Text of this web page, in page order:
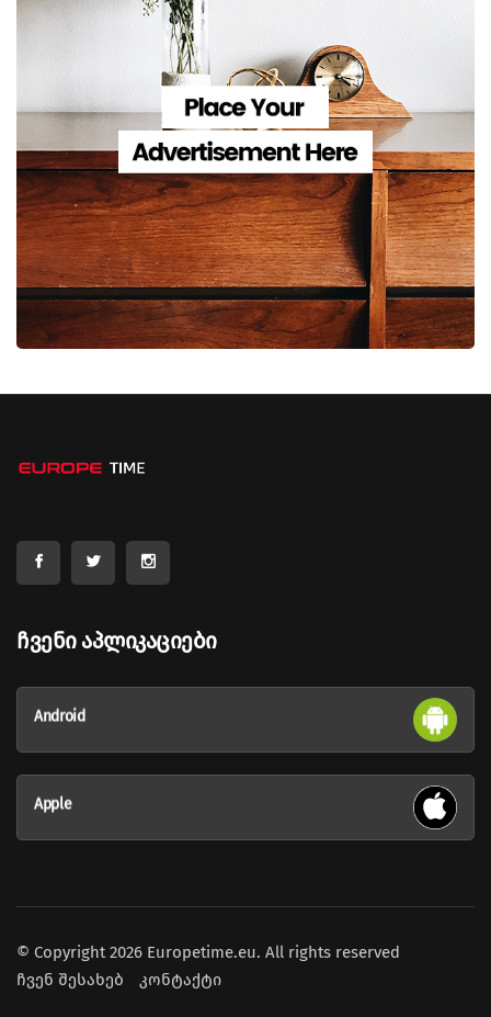
Ჩვენი Აპლიკაციები
Android
Apple
© Copyright 2026 Europetime.eu. All rights reserved
ჩვენ შესახებ
კონტაქტი